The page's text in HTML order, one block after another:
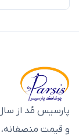
پارسیس مُد از سال ۱۳۸۴ با تمرکز بر
و قیمت منصفانه،